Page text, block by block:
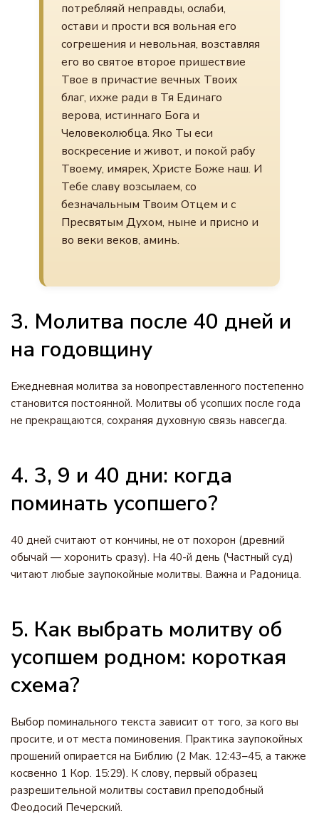
потребляяй неправды, ослаби,
остави и прости вся вольная его
согрешения и невольная, возставляя
его во святое второе пришествие
Твое в причастие вечных Твоих
благ, ихже ради в Тя Единаго
верова, истиннаго Бога и
Человеколюбца. Яко Ты еси
воскресение и живот, и покой рабу
Твоему, имярек, Христе Боже наш. И
Тебе славу возсылаем, со
безначальным Твоим Отцем и с
Пресвятым Духом, ныне и присно и
во веки веков, аминь.
3. Молитва после 40 дней и
на годовщину
Ежедневная молитва за новопреставленного постепенно
становится постоянной. Молитвы об усопших после года
не прекращаются, сохраняя духовную связь навсегда.
4. 3, 9 и 40 дни: когда
поминать усопшего?
40 дней считают от кончины, не от похорон (древний
обычай — хоронить сразу). На 40-й день (Частный суд)
читают любые заупокойные молитвы. Важна и Радоница.
5. Как выбрать молитву об
усопшем родном: короткая
схема?
Выбор поминального текста зависит от того, за кого вы
просите, и от места поминовения. Практика заупокойных
прошений опирается на Библию (2 Мак. 12:43–45, а также
косвенно 1 Кор. 15:29). К слову, первый образец
разрешительной молитвы составил преподобный
Феодосий Печерский.